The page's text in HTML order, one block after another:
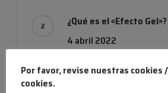
¿Qué es el «Efecto Gel»?
4 abril 2022
Por favor, revise nuestras cookies
cookies.